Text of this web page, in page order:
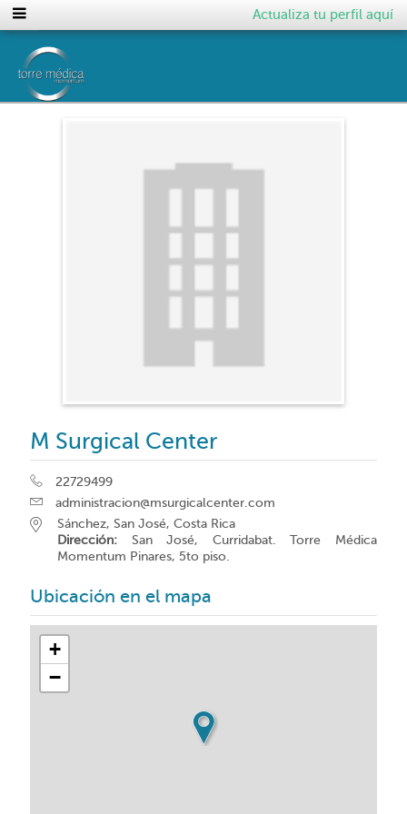
Actualiza tu perfil aquí
M Surgical Center
22729499
administracion@msurgicalcenter.com
Sánchez, San José, Costa Rica
Dirección:
San José, Curridabat. Torre Médica
Momentum Pinares, 5to piso.
Ubicación en el mapa
+
−